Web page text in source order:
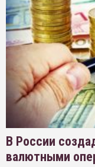
В России
валютными